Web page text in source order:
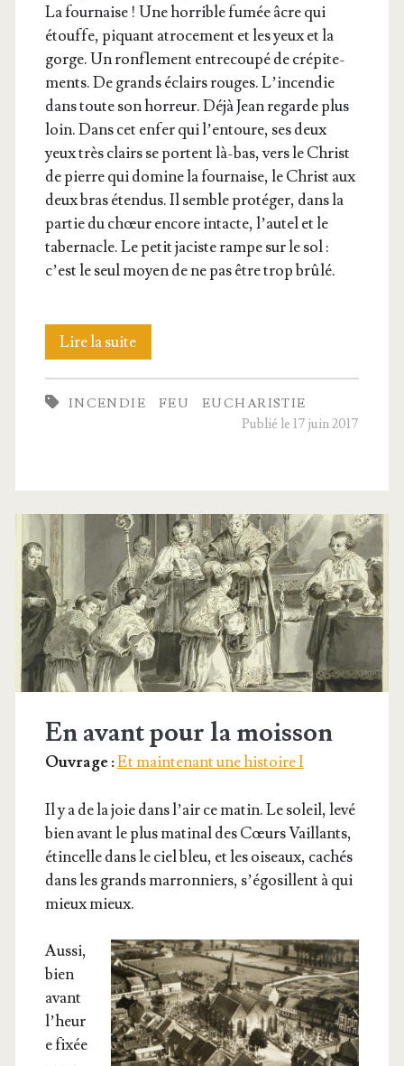
La four­naise ! Une hor­rible fumée âcre qui
étouffe, piquant atro­ce­ment et les yeux et la
gorge. Un ron­fle­ment entre­cou­pé de cré­pi­te­
ments. De grands éclairs rouges. L’in­cen­die
dans toute son hor­reur. Déjà Jean regarde plus
loin. Dans cet enfer qui l’en­toure, ses deux
yeux très clairs se portent là-bas, vers le Christ
de pierre qui domine la four­naise, le Christ aux
deux bras éten­dus. Il semble pro­té­ger, dans la
par­tie du chœur encore intacte, l’au­tel et le
taber­nacle. Le petit jaciste rampe sur le sol :
c’est le seul moyen de ne pas être trop brûlé.
Lire la suiteLe
feu
gagnait
INCENDIE FEU
EUCHARISTIE
Publié le 17 juin 2017
En avant pour la moisson
Ouvrage :Et maintenant une histoire I
Il y a de la joie dans l’air ce matin. Le soleil, levé
bien avant le plus mati­nal des Cœurs Vaillants,
étin­celle dans le ciel bleu, et les oiseaux, cachés
dans les grands mar­ron­niers, s’é­go­sillent à qui
mieux mieux.
Aus­si,
bien
avant
l’heur
e fixée